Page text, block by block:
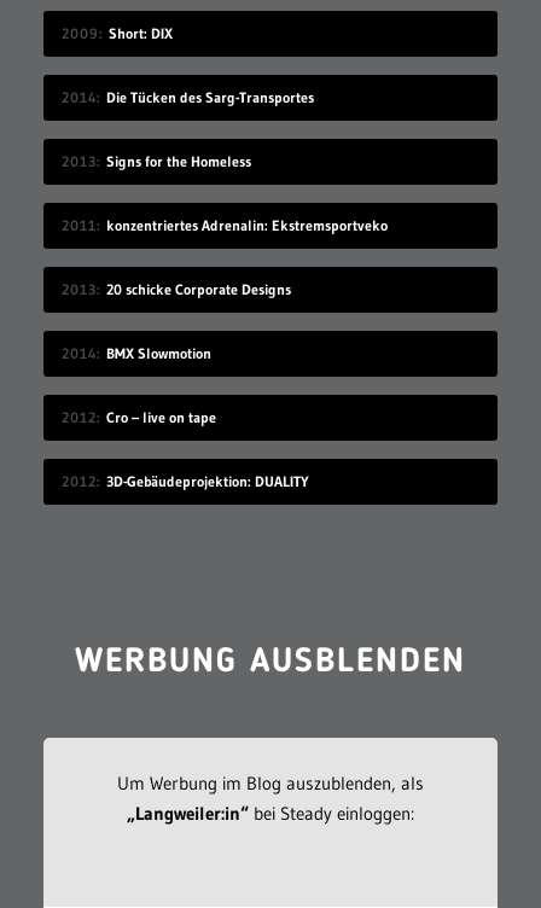
2009 Short: DIX
2014 Die Tücken des Sarg-Transportes
2013 Signs for the Homeless
2011 konzentriertes Adrenalin: Ekstremsportveko
2013 20 schicke Corporate Designs
2014 BMX Slowmotion
2012 Cro – live on tape
2012 3D-Gebäudeprojektion: DUALITY
WERBUNG AUSBLENDEN
Um Werbung im Blog auszublenden, als
„Langweiler:in“bei Steady einloggen: